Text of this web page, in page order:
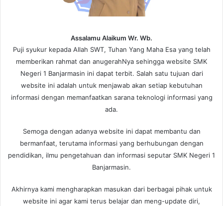
Assalamu Alaikum Wr. Wb.
Puji syukur kepada Allah SWT, Tuhan Yang Maha Esa yang telah
memberikan rahmat dan anugerahNya sehingga website SMK
Negeri 1 Banjarmasin ini dapat terbit. Salah satu tujuan dari
website ini adalah untuk menjawab akan setiap kebutuhan
informasi dengan memanfaatkan sarana teknologi informasi yang
ada.
Semoga dengan adanya website ini dapat membantu dan
bermanfaat, terutama informasi yang berhubungan dengan
pendidikan, ilmu pengetahuan dan informasi seputar SMK Negeri 1
Banjarmasin.
Akhirnya kami mengharapkan masukan dari berbagai pihak untuk
website ini agar kami terus belajar dan meng-update diri,